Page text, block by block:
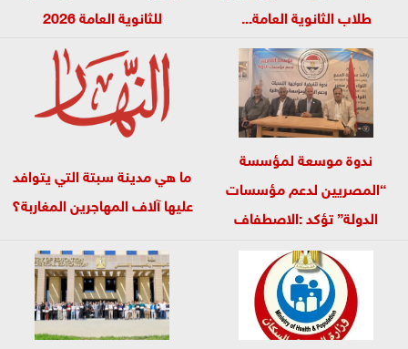
طلاب الثانوية العامة...
للثانوية العامة 2026
ندوة موسعة لمؤسسة
“المصريين لدعم مؤسسات
الدولة” تؤكد :الاصطفاف
الوطني وبناء...
ما هي مدينة سبتة التي يتوافد
عليها آلاف المهاجرين المغاربة؟